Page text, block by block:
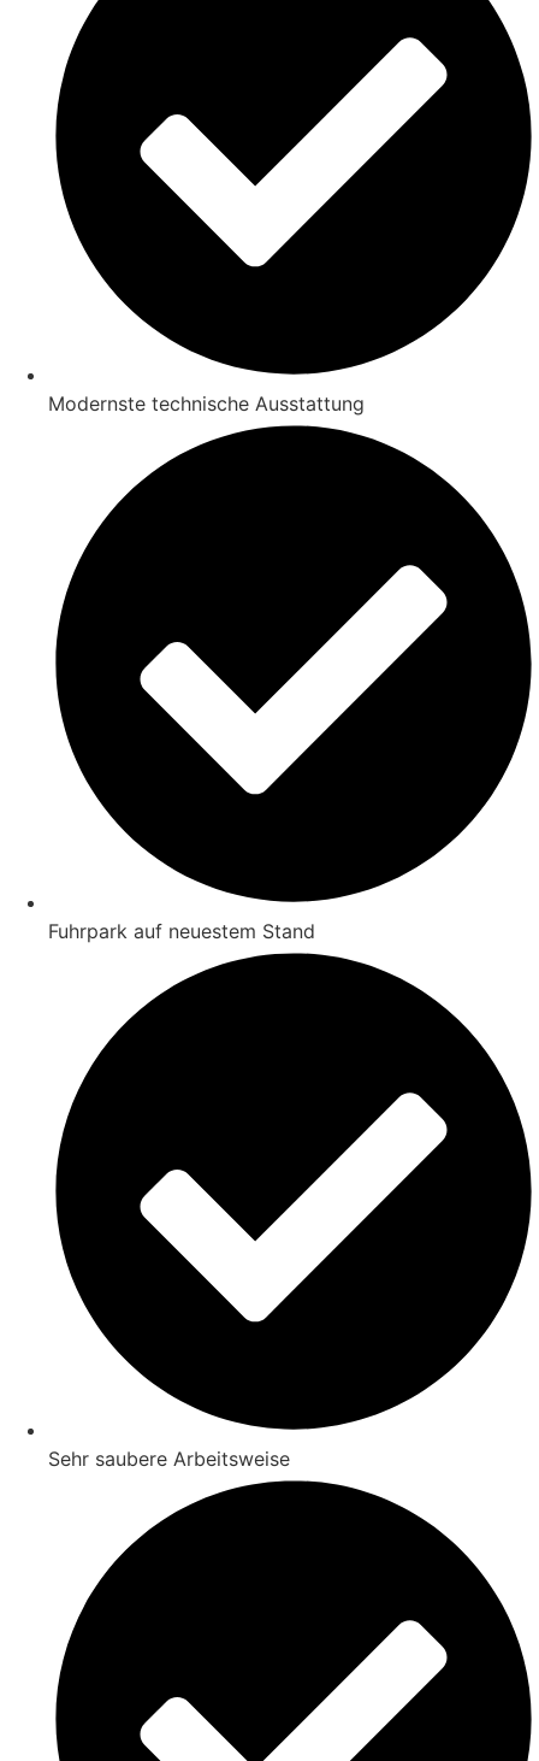
Modernste technische Ausstattung
Fuhrpark auf neuestem Stand
Sehr saubere Arbeitsweise